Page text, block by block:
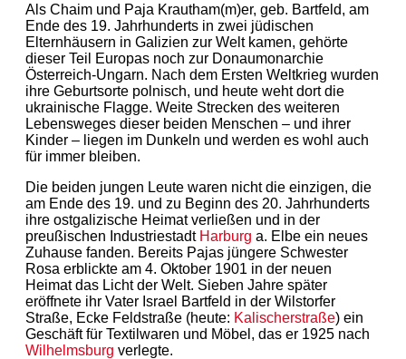
Als Chaim und Paja Krautham(m)er, geb. Bartfeld, am
Ende des 19. Jahrhunderts in zwei jüdischen
Elternhäusern in Galizien zur Welt kamen, gehörte
dieser Teil Europas noch zur Donaumonarchie
Österreich-Ungarn. Nach dem Ersten Weltkrieg wurden
ihre Geburtsorte polnisch, und heute weht dort die
ukrainische Flagge. Weite Strecken des weiteren
Lebensweges dieser beiden Menschen – und ihrer
Kinder – liegen im Dunkeln und werden es wohl auch
für immer bleiben.
Die beiden jungen Leute waren nicht die einzigen, die
am Ende des 19. und zu Beginn des 20. Jahrhunderts
ihre ostgalizische Heimat verließen und in der
preußischen Industriestadt Harburg a. Elbe ein neues
Zuhause fanden. Bereits Pajas jüngere Schwester
Rosa erblickte am 4. Oktober 1901 in der neuen
Heimat das Licht der Welt. Sieben Jahre später
eröffnete ihr Vater Israel Bartfeld in der Wilstorfer
Straße, Ecke Feldstraße (heute: Kalischerstraße) ein
Geschäft für Textilwaren und Möbel, das er 1925 nach
Wilhelmsburg verlegte.